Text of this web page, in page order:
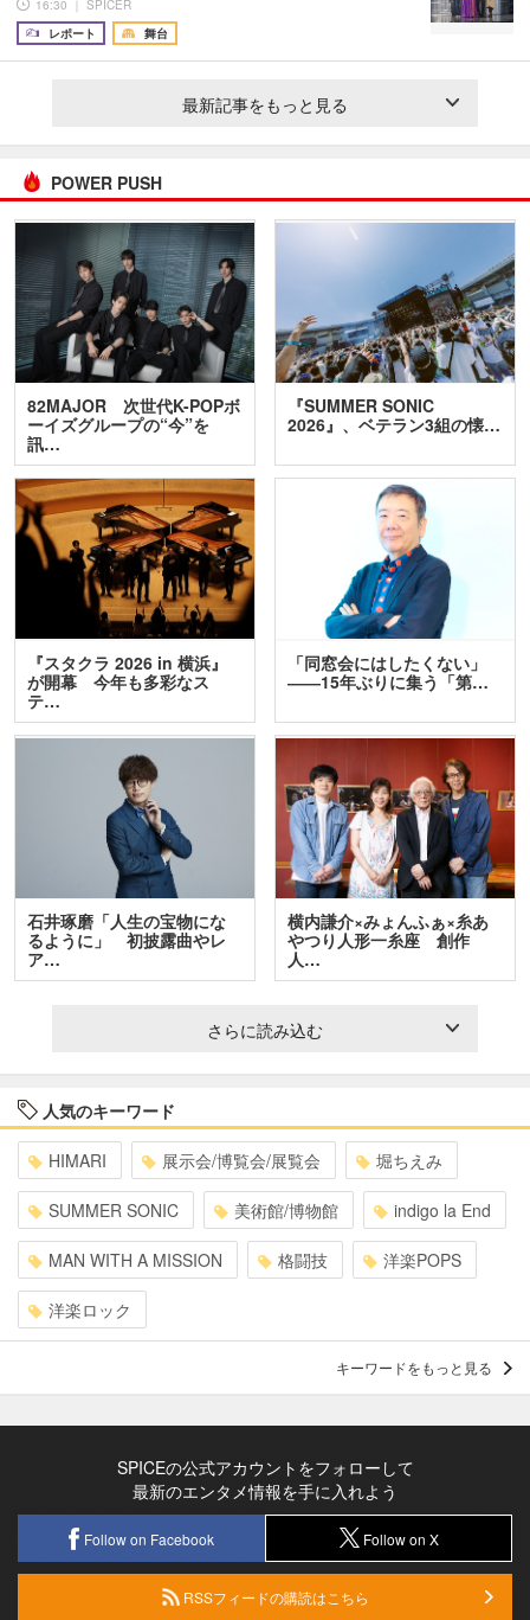
16:30 ｜ SPICER
レポート
舞台
最新記事をもっと見る
POWER PUSH
82MAJOR 次世代K-POPボ
ーイズグループの“今”を
訊…
『SUMMER SONIC
2026』、ベテラン3組の懐…
『スタクラ 2026 in 横浜』
が開幕 今年も多彩なス
テ…
「同窓会にはしたくない」
――15年ぶりに集う「第…
石井琢磨「人生の宝物にな
るように」 初披露曲やレ
ア…
横内謙介×みょんふぁ×糸あ
やつり人形一糸座 創作
人…
さらに読み込む
人気のキーワード
HIMARI 展示会/博覧会/展覧会 堀ちえみ
SUMMER SONIC 美術館/博物館 indigo la End
MAN WITH A MISSION 格闘技 洋楽POPS
洋楽ロック
キーワードをもっと見る
SPICEの公式アカウントをフォローして
最新のエンタメ情報を手に入れよう
Follow on Facebook Follow on X
RSSフィードの購読はこちら